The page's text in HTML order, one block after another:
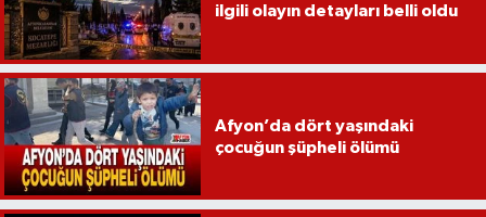
ilgili olayın detayları belli oldu
Afyon’da dört yaşındaki
çocuğun şüpheli ölümü